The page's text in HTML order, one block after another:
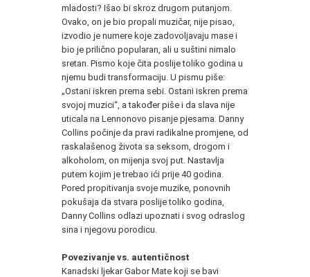
mladosti? Išao bi skroz drugom putanjom.
Ovako, on je bio propali muzičar, nije pisao,
izvodio je numere koje zadovoljavaju mase i
bio je prilično popularan, ali u suštini nimalo
sretan. Pismo koje čita poslije toliko godina u
njemu budi transformaciju. U pismu piše:
„Ostani iskren prema sebi. Ostani iskren prema
svojoj muzici“, a također piše i da slava nije
uticala na Lennonovo pisanje pjesama. Danny
Collins počinje da pravi radikalne promjene, od
raskalašenog života sa seksom, drogom i
alkoholom, on mijenja svoj put. Nastavlja
putem kojim je trebao ići prije 40 godina.
Pored propitivanja svoje muzike, ponovnih
pokušaja da stvara poslije toliko godina,
Danny Collins odlazi upoznati i svog odraslog
sina i njegovu porodicu.
Povezivanje vs. autentičnost
Kanadski ljekar Gabor Mate koji se bavi